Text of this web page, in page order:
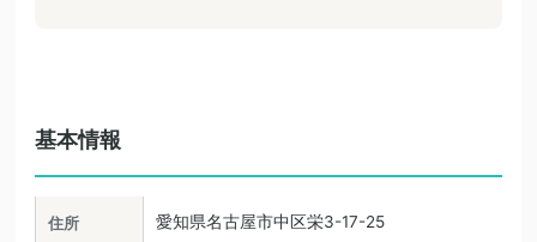
基本情報
住所 愛知県名古屋市中区栄3-17-25